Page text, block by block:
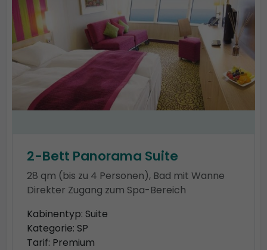
2-Bett Panorama Suite
28 qm (bis zu 4 Personen), Bad mit Wanne
Direkter Zugang zum Spa-Bereich
Kabinentyp: Suite
Kategorie: SP
Tarif: Premium